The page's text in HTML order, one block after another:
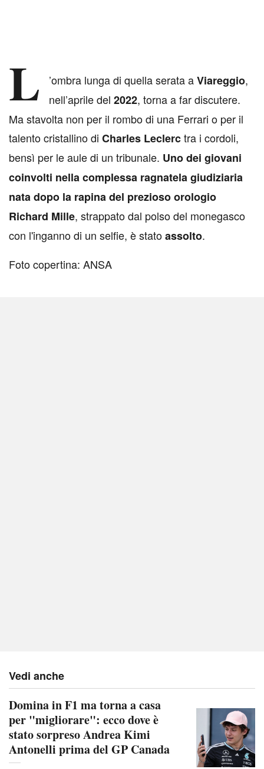
L ’ombra lunga di quella serata aViareggio,
nell’aprile del 2022, torna a far discutere.
Ma stavolta non per il rombo di una Ferrari o per il
talento cristallino di Charles Leclerctra i cordoli,
bensì per le aule di un tribunale. Uno dei giovani
coinvolti nella complessa ragnatela giudiziaria
nata dopo la rapina del prezioso orologio
Richard Mille, strappato dal polso del monegasco
con l'inganno di un selfie, è statoassolto.
Foto copertina: ANSA
Vedi anche
Domina in F1 ma torna a casa
per "migliorare": ecco dove è
stato sorpreso Andrea Kimi
Antonelli prima del GP Canada